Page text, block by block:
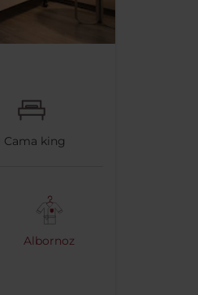
Cama king
Albornoz